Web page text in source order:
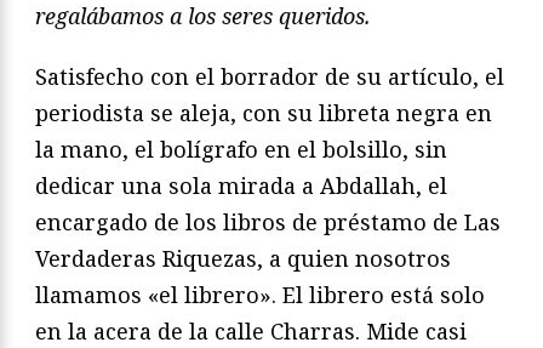
regalábamos a los seres queridos.
Satisfecho con el borrador de su artículo, el
periodista se aleja, con su libreta negra en
la mano, el bolígrafo en el bolsillo, sin
dedicar una sola mirada a Abdallah, el
encargado de los libros de préstamo de Las
Verdaderas Riquezas, a quien nosotros
llamamos «el librero». El librero está solo
en la acera de la calle Charras. Mide casi